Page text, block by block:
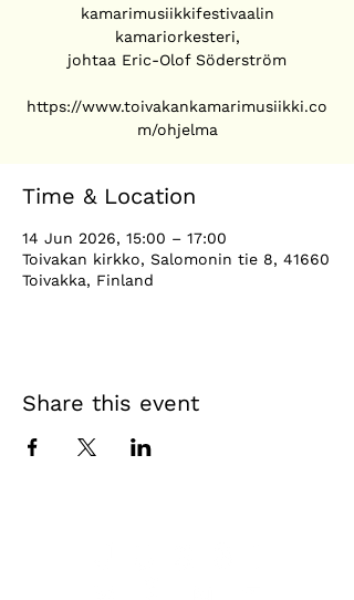
kamarimusiikkifestivaalin
kamariorkesteri,
johtaa Eric-Olof Söderström
https://www.toivakankamarimusiikki.co
Time & Location
14 Jun 2026, 15:00 – 17:00
Toivakan kirkko, Salomonin tie 8, 41660
Toivakka, Finland
Share this event